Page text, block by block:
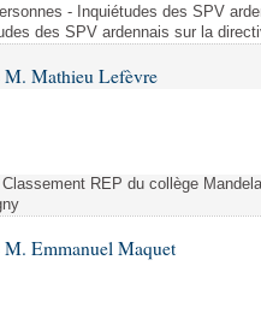
- Inquiétudes des SPV
des SPV ardennais sur la
M. Mathieu Lefèvre
REP du collège
M. Emmanuel Maquet